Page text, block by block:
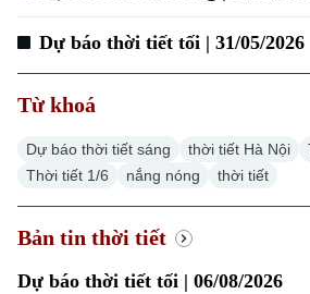
Dự báo thời tiết tối | 31/05/2026
Từ khoá
Dự báo thời tiết sáng thời tiết Hà Nội
Thời tiết 1/6
nắng nóng thời tiết
Bản tin thời tiết
Dự báo thời tiết tối | 06/08/2026